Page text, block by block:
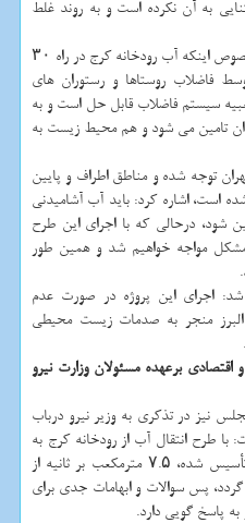
به آن نکرده است و به روند غلط
عباسی بیان کرد: بهانه وزارت نیرو در خصوص اینکه آب رودخانه کرج در راه ۳۰
فاضلاب روستاها و رستوران های
سیستم فاضلاب قابل حل است و به
تامین می شود و هم محیط زیست به
توجه شده و مناطق اطراف و پایین
است، اشاره کرد: باید آب آشامیدنی
شود، درحالی که با اجرای این طرح
مواجه خواهیم شد و همین طور
اجرای این پروژه در صورت عدم
منجر به صدمات زیست محیطی
برعهده مسئولان وزارت نیرو
نیز در تذکری به وزیر نیرو درباب
با طرح انتقال آب از رودخانه کرج به
تصفیه خانه ششم تهران بوسیله تونل تأسیس شده، ۷.۵ مترمکعب بر ثانیه از
پس سوالات و ابهامات جدی برای
به پاسخ گویی دارد.